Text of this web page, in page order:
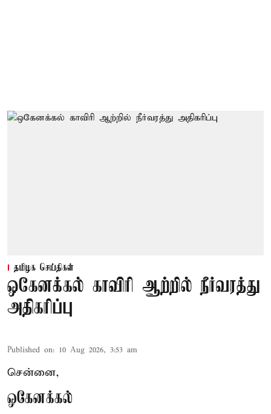
தமிழக செய்திகள்
ஒகேனக்கல் காவிரி ஆற்றில் நீர்வரத்து
அதிகரிப்பு
Published on: 10 Aug 2026, 3:53 am
சென்னை,
ஒகேனக்கல்